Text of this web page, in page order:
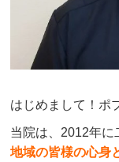
はじめまして！ポ
当院は、2012年に
地域の皆様の心身